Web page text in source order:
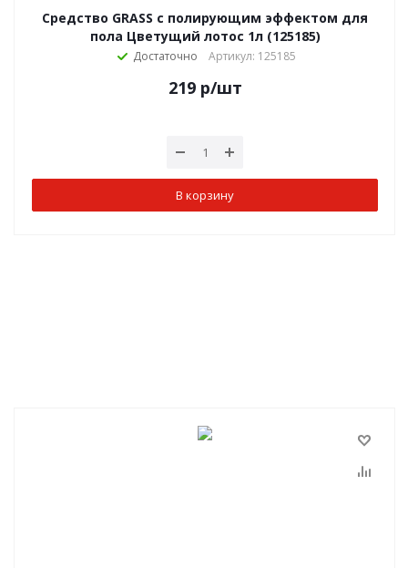
Средство GRASS с полирующим эффектом для
пола Цветущий лотос 1л (125185)
Достаточно Артикул: 125185
219р/шт
В корзину